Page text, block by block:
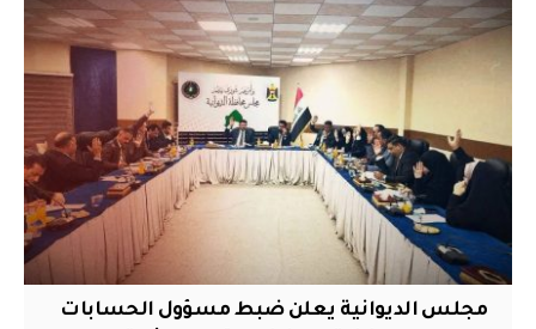
مجلس الديوانية يعلن ضبط مسؤول الحسابات